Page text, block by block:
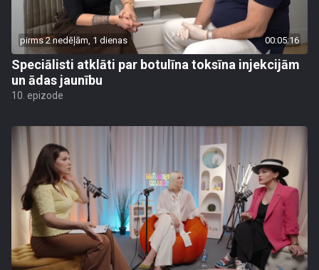
pirms 2 nedēļām, 1 dienas 00:05:16
Speciālisti atklāti par botulīna toksīna injekcijām
un ādas jaunību
10. epizode